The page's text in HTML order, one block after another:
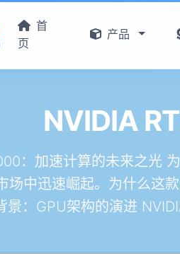
首
页
产品
NVIDIA
：加速计算的未来之光
场中迅速崛起。为什么这
景：GPU架构的演进